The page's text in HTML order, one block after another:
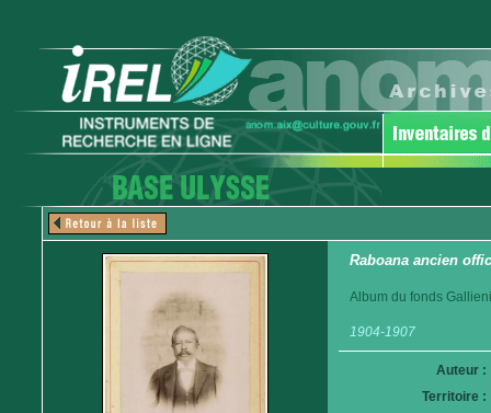
Raboana ancien
Album du fonds
1904-1907
Auteur :
Territoire :